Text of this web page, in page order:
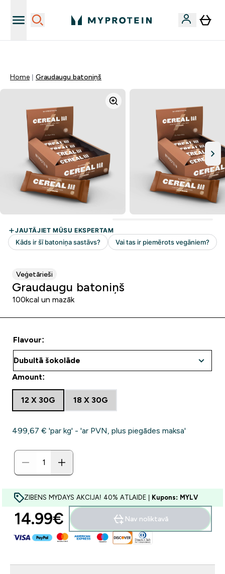
Home Graudaugu batoniņš
Veģetārieši
Graudaugu batoniņš
100kcal un mazāk
Flavour:
Amount:
12 X 30G 18 X 30G
499,67 €‎ 'par kg' - 'ar PVN, plus piegādes maksa'
ZIBENS MYDAYS AKCIJA! 40% ATLAIDE | Kupons: MYLV
14.99€‎ Nav noliktavā